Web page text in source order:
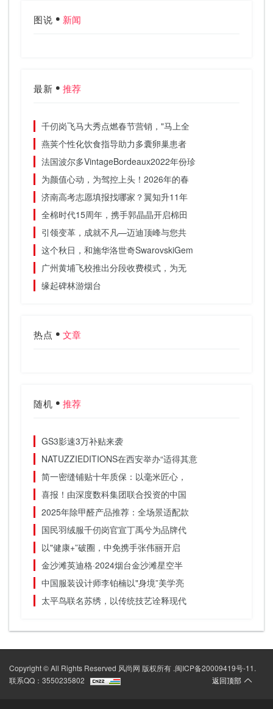
图说 新闻
最新 推荐
千仞岗飞马大秀点燃春节营销，"马上全
燕荚个性化饮食指导助力多囊卵巢患者
法国波尔多VintageBordeaux2022年份珍
为颜值心动，为驾控上头！2026年的春
济南高考志愿填报找哪家？翼知升11年
全棉时代15周年，携手郭晶晶开启棉田
引领变革，成就不凡—迈迪顶峰与您共
这个秋日，和施华洛世奇SwarovskiGem
广州黄埔飞校推出分段收费模式，为无
缘起碑林游烟台
热点 文章
随机 推荐
GS3影速3万补贴来袭
NATUZZIEDITIONS在西安举办“适得其意
简一密缝铺贴十年质保：以毫米匠心，
喜报！由深度数科集团联合投资的中国
2025年除甲醛产品推荐：全场景适配款
国民羽绒服千仞岗官宣丁禹兮为品牌代
以"健康+”破圈，中免携手张伟丽开启
金沙滩英迪格·2024烟台金沙滩星空半
中国服装设计师李铂楠以"身境”美学亮
太平鸟联名苏绣，以传统技艺诠释现代
Copyright © All Rights Reserved 风尚网 版权所有 .闽ICP备20009419号-11.
联系QQ：3550235802
返回顶部